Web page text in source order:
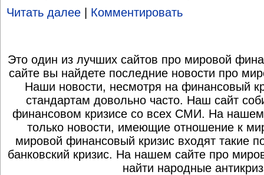
Читать далее Комментировать
Это один из лучших сайтов про мировой
сайте вы найдете последние новости про
Наши новости, несмотря на финансовый
стандартам довольно часто. Наш сайт
финансовом кризисе со всех СМИ. На нашем
только новости, имеющие отношение к
мировой финансовый кризис входят такие
банковский кризис. На нашем сайте про
найти народные